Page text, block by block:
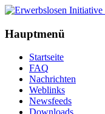
Hauptmenü
Startseite
FAQ
Nachrichten
Weblinks
Newsfeeds